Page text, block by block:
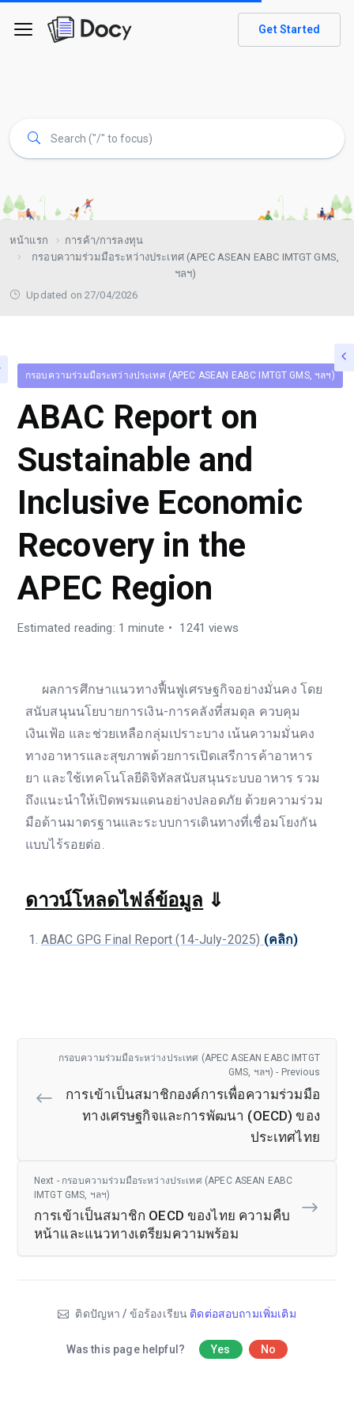
Get Started
หน้าแรก
การค้า/การลงทุน
กรอบความร่วมมือระหว่างประเทศ (APEC ASEAN EABC IMTGT GMS,
ฯลฯ)
Updated on 27/04/2026
กรอบความร่วมมือระหว่างประเทศ (APEC ASEAN EABC IMTGT GMS, ฯลฯ)
ABAC Report on
Sustainable and
Inclusive Economic
Recovery in the
APEC Region
Estimated reading: 1 minute 1241 views
ผลการศึกษาแนวทางฟื้นฟูเศรษฐกิจอย่างมั่นคง โดย
สนับสนุนนโยบายการเงิน-การคลังที่สมดุล ควบคุม
เงินเฟ้อ และช่วยเหลือกลุ่มเปราะบาง เน้นความมั่นคง
ทางอาหารและสุขภาพด้วยการเปิดเสรีการค้าอาหาร
ยา และใช้เทคโนโลยีดิจิทัลสนับสนุนระบบอาหาร รวม
ถึงแนะนำให้เปิดพรมแดนอย่างปลอดภัย ด้วยความร่วม
มือด้านมาตรฐานและระบบการเดินทางที่เชื่อมโยงกัน
แบบไร้รอยต่อ.
ดาวน์โหลดไฟล์ข้อมูล ⇓
ABAC GPG Final Report (14-July-2025) (คลิก)
กรอบความร่วมมือระหว่างประเทศ (APEC ASEAN EABC IMTGT
GMS, ฯลฯ) - Previous
การเข้าเป็นสมาชิกองค์การเพื่อความร่วมมือ
ทางเศรษฐกิจและการพัฒนา (OECD) ของ
ประเทศไทย
Next - กรอบความร่วมมือระหว่างประเทศ (APEC ASEAN EABC
IMTGT GMS, ฯลฯ)
การเข้าเป็นสมาชิก OECD ของไทย ความคืบ
หน้าและแนวทางเตรียมความพร้อม
ติดปัญหา / ข้อร้องเรียน ติดต่อสอบถามเพิ่มเติม
Was this page helpful? Yes No